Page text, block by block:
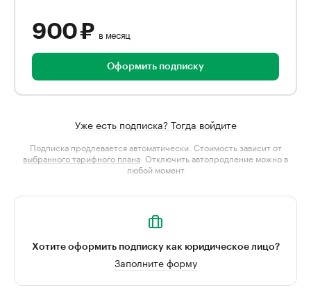
900 ₽ в месяц
Оформить подписку
Уже есть подписка? Тогда войдите
Подписка продлевается автоматически. Стоимость зависит от
выбранного тарифного плана . Отключить автопродление можно в
любой момент
Хотите оформить подписку как юридическое лицо?
Заполните форму